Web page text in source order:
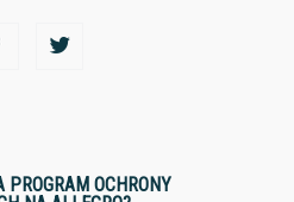
OCHRONY